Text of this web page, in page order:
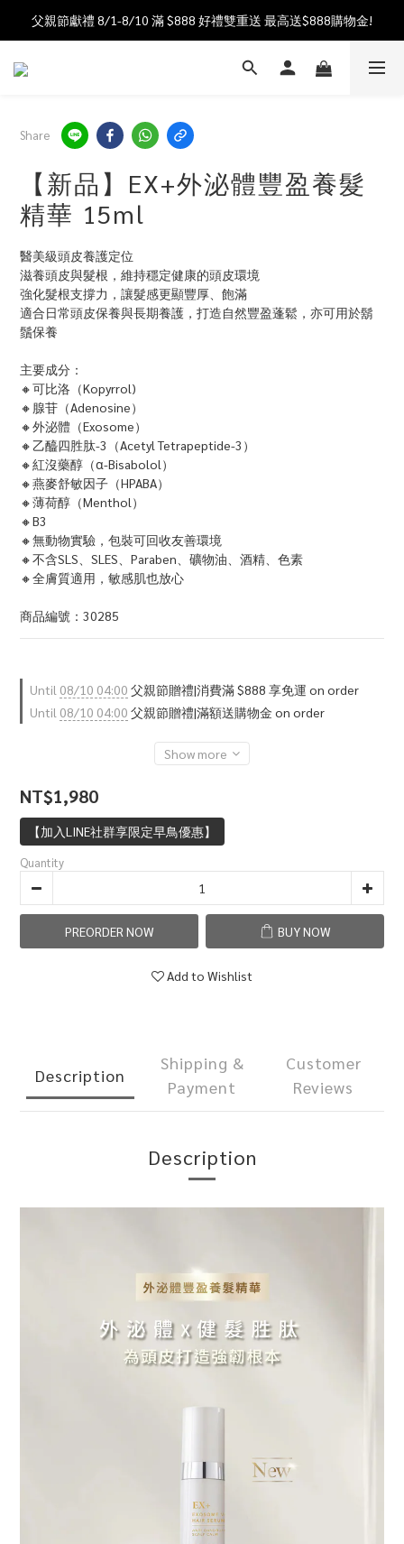
加入會員送$100購物金  加入LINE社群享優惠價
父親節獻禮 8/1-8/10 滿 $888 好禮雙重送 最高送$888購物金!
加入會員送$100購物金  加入LINE社群享優惠價
Share
【新品】EX+外泌體豐盈養髮
精華 15ml
醫美級頭皮養護定位
滋養頭皮與髮根，維持穩定健康的頭皮環境
強化髮根支撐力，讓髮感更顯豐厚、飽滿
適合日常頭皮保養與長期養護，打造自然豐盈蓬鬆，亦可用於鬍
鬚保養
主要成分：
🔸可比洛（Kopyrrol)
🔸腺苷（Adenosine）
🔸外泌體（Exosome）
🔸乙醯四胜肽-3（Acetyl Tetrapeptide-3）
🔸紅沒藥醇（α-Bisabolol）
🔸燕麥舒敏因子（HPABA）
🔸薄荷醇（Menthol）
🔸B3
🔸無動物實驗，包裝可回收友善環境
🔸不含SLS、SLES、Paraben、礦物油、酒精、色素
🔸全膚質適用，敏感肌也放心
商品編號：30285
Until 08/10 04:00 父親節贈禮|消費滿 $888 享免運 on order
Until 08/10 04:00 父親節贈禮|滿額送購物金 on order
Show more
NT$1,980
【加入LINE社群享限定早鳥優惠】
Quantity
PREORDER NOW BUY NOW
Add to Wishlist
Description
Shipping &
Payment
Customer
Reviews
Description